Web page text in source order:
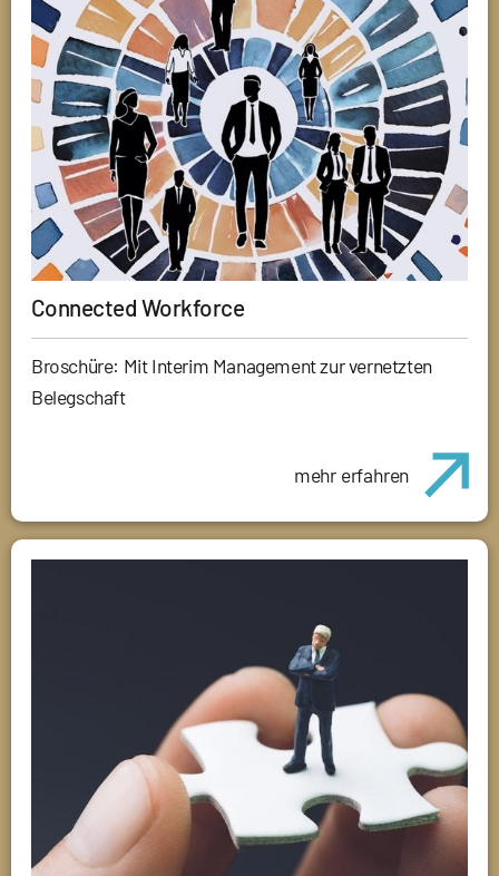
Connected Workforce
Broschüre: Mit Interim Management zur vernetzten
Belegschaft
mehr erfahren